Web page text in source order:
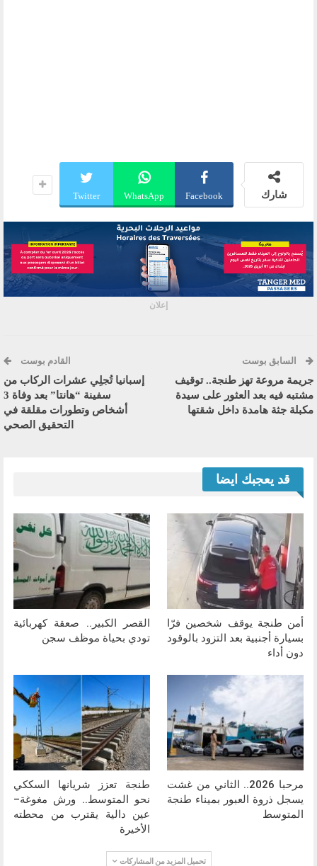
شارك Facebook
WhatsApp
Twitter
إعلان
السابق بوست
جريمة مروعة تهز طنجة.. توقيف
مشتبه فيه بعد العثور على سيدة
مكبلة جثة هامدة داخل شقتها
القادم بوست
إسبانيا تُجلِي عشرات الركاب من
سفينة “هانتا” بعد وفاة 3
أشخاص وتطورات مقلقة في
التحقيق الصحي
قد يعجبك ايضا
أمن طنجة يوقف شخصين فرّا
بسيارة أجنبية بعد التزود بالوقود
دون أداء
القصر الكبير.. صعقة كهربائية
تودي بحياة موظف سجن
مرحبا 2026.. الثاني من غشت
يسجل ذروة العبور بميناء طنجة
المتوسط
طنجة تعزز شريانها السككي
نحو المتوسط.. ورش مغوغة–
عين دالية يقترب من محطته
الأخيرة
تحميل المزيد من المشاركات